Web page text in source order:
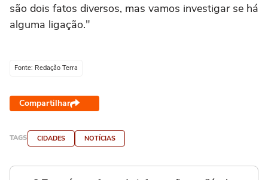
são dois fatos diversos, mas vamos investigar se há
alguma ligação."
Fonte: Redação Terra
Compartilhar
TAGS CIDADES NOTÍCIAS